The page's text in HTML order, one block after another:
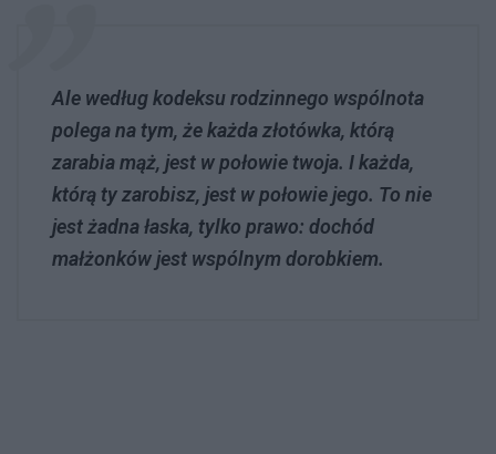
Ale według kodeksu rodzinnego wspólnota
polega na tym, że każda złotówka, którą
zarabia mąż, jest w połowie twoja. I każda,
którą ty zarobisz, jest w połowie jego. To nie
jest żadna łaska, tylko prawo: dochód
małżonków jest wspólnym dorobkiem.